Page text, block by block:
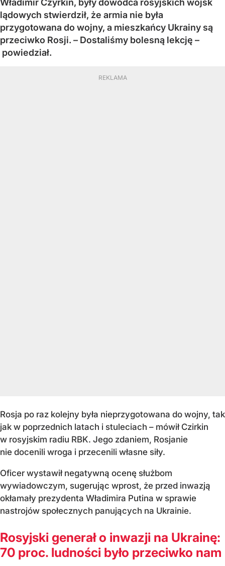
Władimir Czyrkin, były dowódca rosyjskich wojsk
lądowych stwierdził, że armia nie była
przygotowana do wojny, a mieszkańcy Ukrainy są
przeciwko Rosji. – Dostaliśmy bolesną lekcję –
powiedział.
Rosja po raz kolejny była nieprzygotowana do wojny, tak
jak w poprzednich latach i stuleciach – mówił Czirkin
w rosyjskim radiu RBK. Jego zdaniem, Rosjanie
nie docenili wroga i przecenili własne siły.
Oficer wystawił negatywną ocenę służbom
wywiadowczym, sugerując wprost, że przed inwazją
okłamały prezydenta Władimira Putina w sprawie
nastrojów społecznych panujących na Ukrainie.
Rosyjski generał o inwazji na Ukrainę:
70 proc. ludności było przeciwko nam